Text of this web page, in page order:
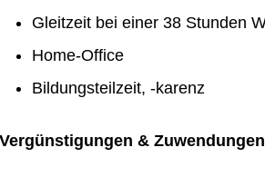
Gleitzeit bei einer 38 Stunden
Home-Office
Bildungsteilzeit, -karenz
Vergünstigungen & Zuwendungen